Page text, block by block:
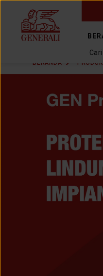
Cari
BERANDA PRODUK
GANTI BAHASA
DOWNLOAD GEN
TEMUKAN AGEN